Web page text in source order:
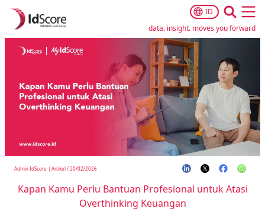
ID
data. insight. moves you forward
Admin IdScore | Artikel/20/02/2026
Kapan Kamu Perlu Bantuan Profesional untuk Atasi
Overthinking Keuangan